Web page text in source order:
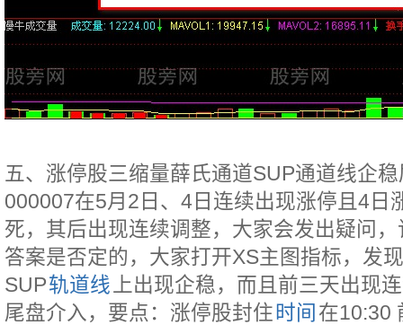
五、涨停股三缩量薛氏通道SUP通道线企
000007在5月2日、4日连续出现涨停且4日
死，其后出现连续调整，大家会发出疑问
答案是否定的，大家打开XS主图指标，发
SUP轨道线 上出现企稳，而且前三天出现
尾盘介入，要点：涨停股封住时间 在10:30